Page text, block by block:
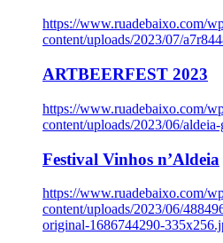
https://www.ruadebaixo.com/
content/uploads/2023/07/
ARTBEERFEST 2023
https://www.ruadebaixo.com/
content/uploads/2023/06/
Festival Vinhos n’Aldeia
https://www.ruadebaixo.com/
content/uploads/2023/06/
original-1686744290-